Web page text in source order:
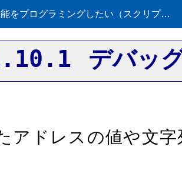
機能をプログラミングしたい（スクリプト）
デバッ
アドレスの値や文